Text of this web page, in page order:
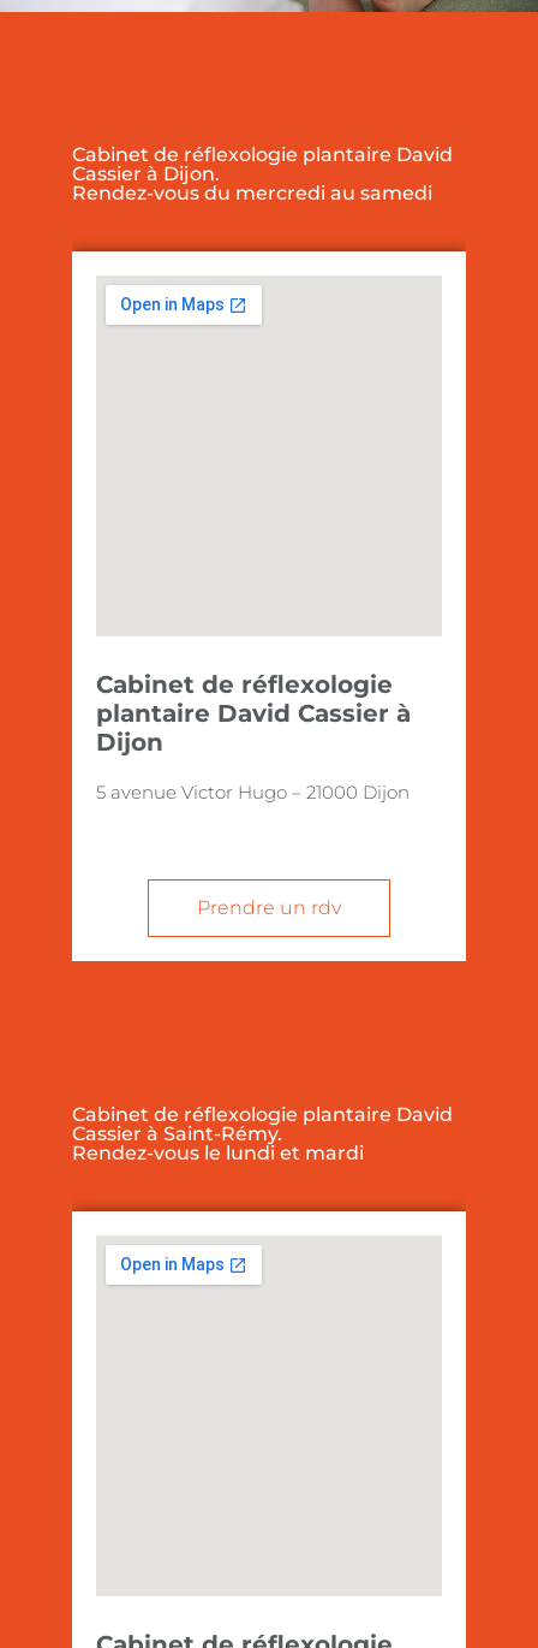
Cabinet de réflexologie plantaire David
Cassier à Dijon.
Rendez-vous du mercredi au samedi
Cabinet de réflexologie
plantaire David Cassier à
Dijon
5 avenue Victor Hugo – 21000 Dijon
Prendre un rdv
Cabinet de réflexologie plantaire David
Cassier à Saint-Rémy.
Rendez-vous le lundi et mardi